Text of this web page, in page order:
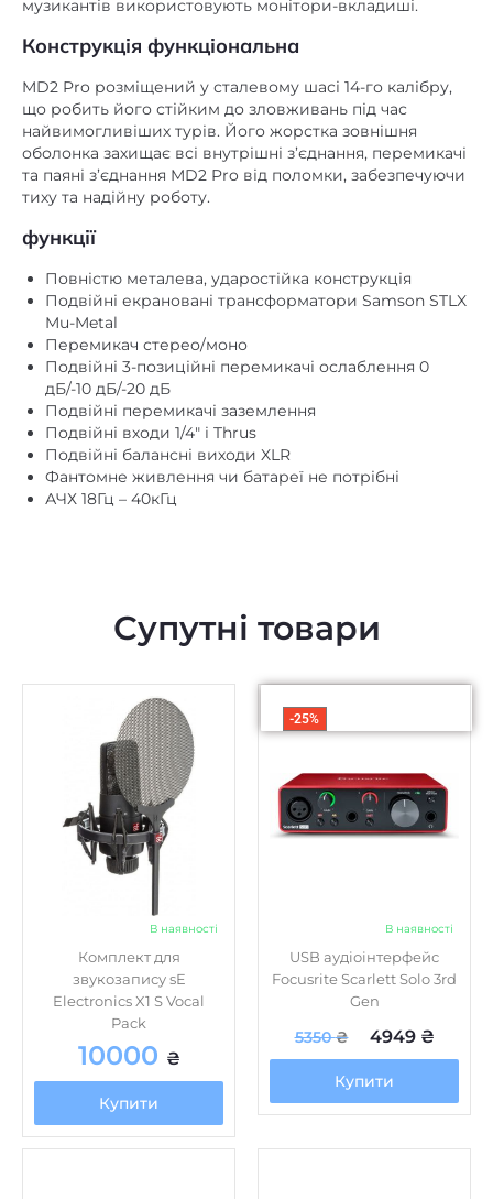
Конструкція функціональна
MD2 Pro розміщений у сталевому шасі 14-го калібру,
що робить його стійким до зловживань під час
найвимогливіших турів. Його жорстка зовнішня
оболонка захищає всі внутрішні з’єднання, перемикачі
та паяні з’єднання MD2 Pro від поломки, забезпечуючи
тиху та надійну роботу.
функції
Повністю металева, ударостійка конструкція
Подвійні екрановані трансформатори Samson STLX
Mu-Metal
Перемикач стерео/моно
Подвійні 3-позиційні перемикачі ослаблення 0
дБ/-10 дБ/-20 дБ
Подвійні перемикачі заземлення
Подвійні входи 1/4″ і Thrus
Подвійні балансні виходи XLR
Фантомне живлення чи батареї не потрібні
АЧХ 18Гц – 40кГц
Комплект для
Electronics X1 S Vocal
Pack
10000
Купити
-25%
USB аудіоінтерфейс
Gen
4949
Купити